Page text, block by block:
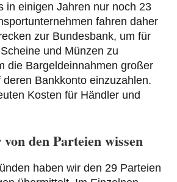
in einigen Jahren nur noch 23
fahren daher
zur Bundesbank, um für
und Münzen zu
die Bargeldeinnahmen großer
Bankkonto einzuzahlen.
Kosten für Händler und
den Parteien wissen
haben wir den 29 Parteien